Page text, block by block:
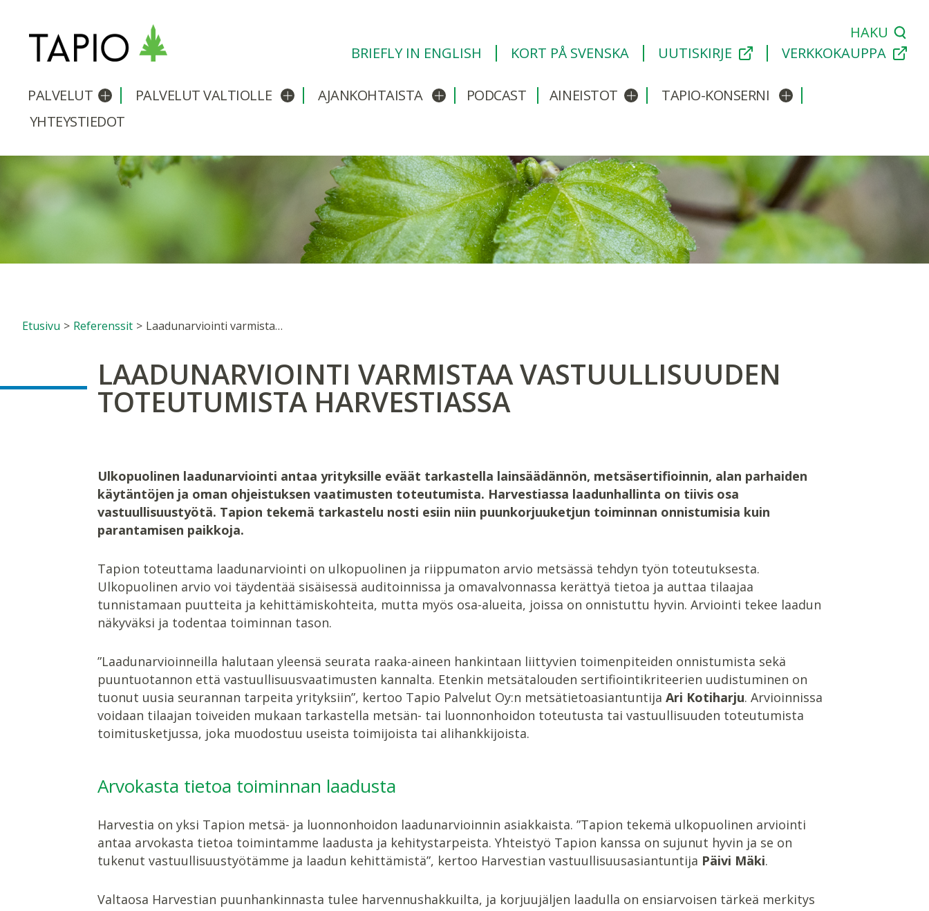
HAKU
BRIEFLY IN ENGLISH
KORT PÅ SVENSKA UUTISKIRJE VERKKOKAUPPA
PALVELUT Avaa/sulje alavalikko
PALVELUT VALTIOLLE Avaa/sulje alavalikko
AJANKOHTAISTA Avaa/sulje alavalikko
PODCAST AINEISTOT Avaa/sulje alavalikko
TAPIO-KONSERNI Avaa/sulje alavalikko
YHTEYSTIEDOT
Etusivu > Referenssit > Laadunarviointi varmistaa vastuullisuuden toteutumista Harvestiassa
LAADUNARVIOINTI VARMISTAA VASTUULLISUUDEN
TOTEUTUMISTA HARVESTIASSA
Ulkopuolinen laadunarviointi antaa yrityksille eväät tarkastella lainsäädännön, metsäsertifioinnin, alan parhaiden
käytäntöjen ja oman ohjeistuksen vaatimusten toteutumista. Harvestiassa laadunhallinta on tiivis osa
vastuullisuustyötä. Tapion tekemä tarkastelu nosti esiin niin puunkorjuuketjun toiminnan onnistumisia kuin
parantamisen paikkoja.
Tapion toteuttama laadunarviointi on ulkopuolinen ja riippumaton arvio metsässä tehdyn työn toteutuksesta.
Ulkopuolinen arvio voi täydentää sisäisessä auditoinnissa ja omavalvonnassa kerättyä tietoa ja auttaa tilaajaa
tunnistamaan puutteita ja kehittämiskohteita, mutta myös osa-alueita, joissa on onnistuttu hyvin. Arviointi tekee laadun
näkyväksi ja todentaa toiminnan tason.
”Laadunarvioinneilla halutaan yleensä seurata raaka-aineen hankintaan liittyvien toimenpiteiden onnistumista sekä
puuntuotannon että vastuullisuusvaatimusten kannalta. Etenkin metsätalouden sertifiointikriteerien uudistuminen on
tuonut uusia seurannan tarpeita yrityksiin”, kertoo Tapio Palvelut Oy:n metsätietoasiantuntijaAri Kotiharju. Arvioinnissa
voidaan tilaajan toiveiden mukaan tarkastella metsän- tai luonnonhoidon toteutusta tai vastuullisuuden toteutumista
toimitusketjussa, joka muodostuu useista toimijoista tai alihankkijoista.
Arvokasta tietoa toiminnan laadusta
Harvestia on yksi Tapion metsä- ja luonnonhoidon laadunarvioinnin asiakkaista. ”Tapion tekemä ulkopuolinen arviointi
antaa arvokasta tietoa toimintamme laadusta ja kehitystarpeista. Yhteistyö Tapion kanssa on sujunut hyvin ja se on
tukenut vastuullisuustyötämme ja laadun kehittämistä”, kertoo Harvestian vastuullisuusasiantuntija Päivi Mäki.
Valtaosa Harvestian puunhankinnasta tulee harvennushakkuilta, ja korjuujäljen laadulla on ensiarvoisen tärkeä merkitys